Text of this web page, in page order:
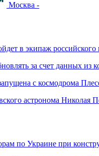
Москва -
в экипаж
за счет данных из
с космодрома
астронома Николая
по Украине при